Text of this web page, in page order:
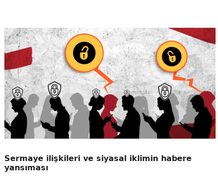
Sermaye ilişkileri ve siyasal iklimin habere
yansıması